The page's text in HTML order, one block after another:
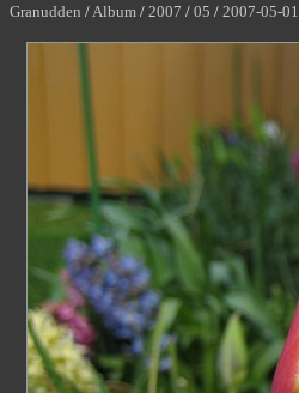
Granudden /Album / 2007 / 05 / 2007-05-01